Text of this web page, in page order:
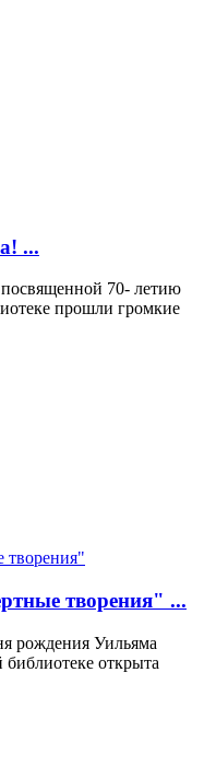
...
посвященной 70- летию
прошли громкие
творения" ...
рождения Уильяма
открыта